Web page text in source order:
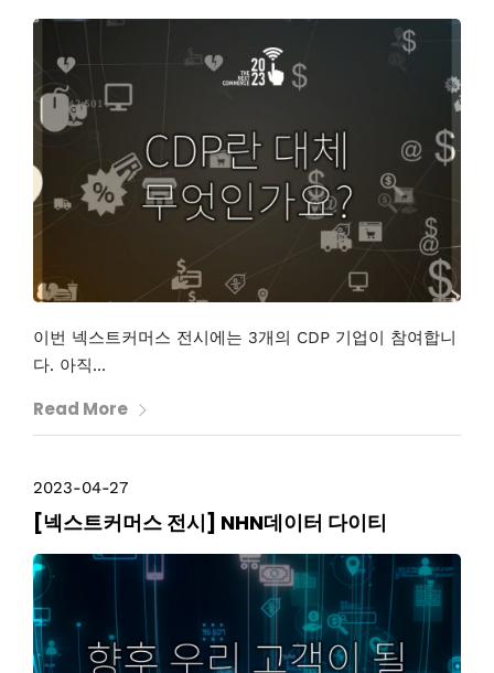
이번 넥스트커머스 전시에는 3개의 CDP 기업이 참여합니
다. 아직...
Read More
2023-04-27
[넥스트커머스 전시] NHN데이터 다이티